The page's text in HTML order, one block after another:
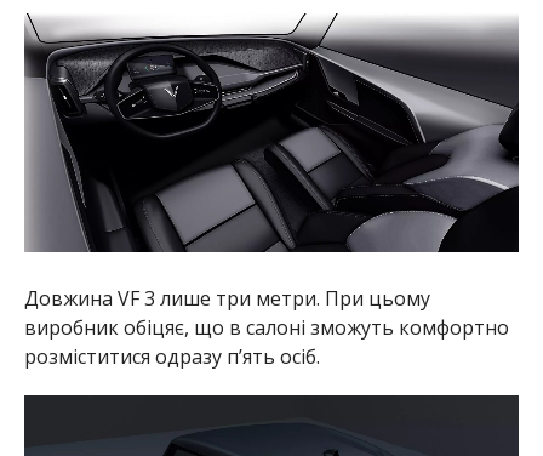
Довжина VF 3 лише три метри. При цьому
виробник обіцяє, що в салоні зможуть комфортно
розміститися одразу п’ять осіб.